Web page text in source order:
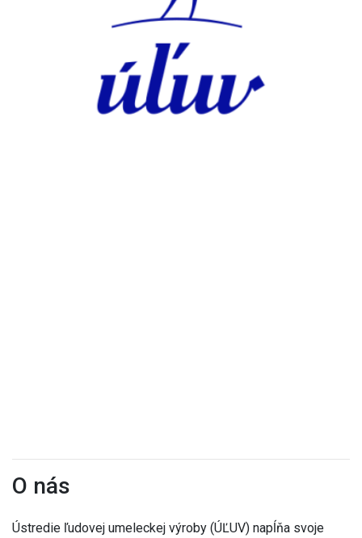
O nás
Ústredie ľudovej umeleckej výroby (ÚĽUV) napĺňa svoje